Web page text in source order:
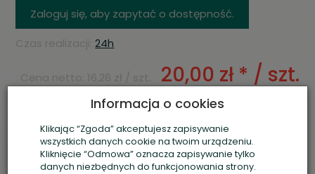
Zaloguj się, aby zapytać o dostępność.
Czas realizacji: 24h
Cena netto: 16,26 zł / szt. 20,00 zł * / szt.
Przelew tradycyjny, FirstData Polcard
Informacja o cookies
Klikając “Zgoda” akceptujesz zapisywanie
wszystkich danych cookie na twoim urządzeniu.
Kliknięcie “Odmowa” oznacza zapisywanie tylko
danych niezbędnych do funkcjonowania strony.